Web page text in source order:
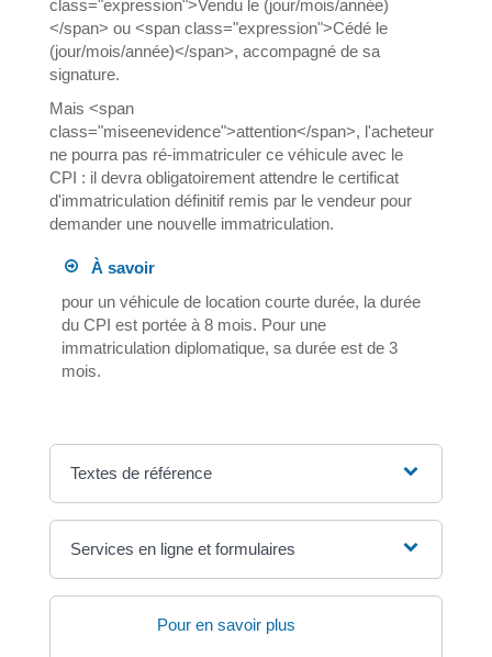
class="expression">Vendu le (jour/mois/année)
</span> ou <span class="expression">Cédé le
(jour/mois/année)</span>, accompagné de sa
signature.
Mais <span
class="miseenevidence">attention</span>, l'acheteur
ne pourra pas ré-immatriculer ce véhicule avec le
CPI : il devra obligatoirement attendre le certificat
d'immatriculation définitif remis par le vendeur pour
demander une nouvelle immatriculation.
À savoir
pour un véhicule de location courte durée, la durée
du CPI est portée à 8 mois. Pour une
immatriculation diplomatique, sa durée est de 3
mois.
Textes de référence
Services en ligne et formulaires
Pour en savoir plus